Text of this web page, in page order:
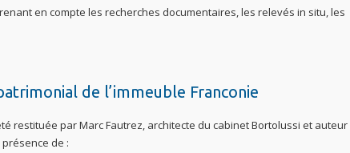
en compte les recherches documentaires, les relevés in situ, les
de l’immeuble Franconie
restituée par Marc Fautrez, architecte du cabinet Bortolussi et auteur
de :